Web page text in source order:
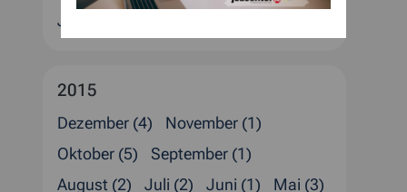
Januar (3)
2015
Dezember (4)
November (1)
Oktober (5)
September (1)
August (2)
Juli (2) Juni (1)
Mai (3)